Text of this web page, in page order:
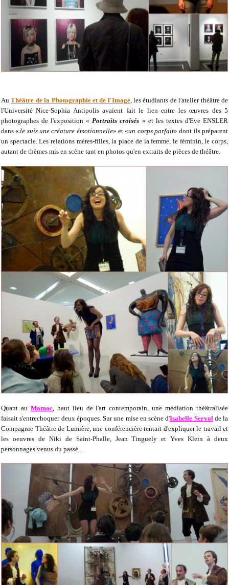
AuThéâtre de la Photographie et de l'Image, les étudiants de l'atelier théâtre de
l'Université Nice-Sophia Antipolis avaient fait le lien entre les œuvres des 5
photographes de l'exposition «Portraits croisés » et les textes d'Eve ENSLER
dans «Je suis une créature émotionnelle» et «un corps parfait» dont ils préparent
un spectacle. Les relations mères-filles, la place de la femme, le féminin, le corps,
autant de thèmes mis en scène tant en photos qu'en extraits de pièces de théâtre.
Quant au Mamac, haut lieu de l'art contemporain, une médiation théâtralisée
faisait s'entrechoquer deux époques. Sur une mise en scène d'Isabelle Servol de la
Compagnie Théâtre de Lumière, une conférencière tentait d'expliquer le travail et
les oeuvres de Niki de Saint-Phalle, Jean Tinguely et Yves Klein à deux
personnages venus du passé...